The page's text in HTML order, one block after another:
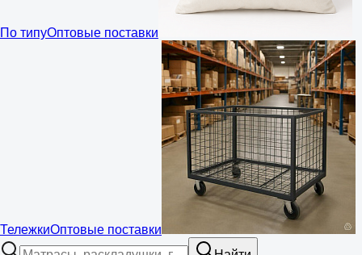
По типуОптовые поставки
ТележкиОптовые поставки